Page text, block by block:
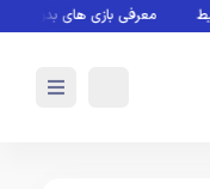
معرفی بازی های بدون نیاز